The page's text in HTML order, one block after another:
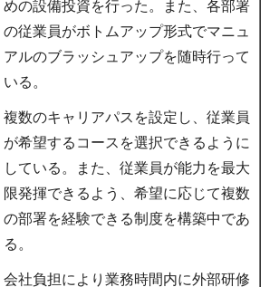
めの設備投資を行った。また、各部署
の従業員がボトムアップ形式でマニュ
アルのブラッシュアップを随時行って
いる。
複数のキャリアパスを設定し、従業員
が希望するコースを選択できるように
している。また、従業員が能力を最大
限発揮できるよう、希望に応じて複数
の部署を経験できる制度を構築中であ
る。
会社負担により業務時間内に外部研修